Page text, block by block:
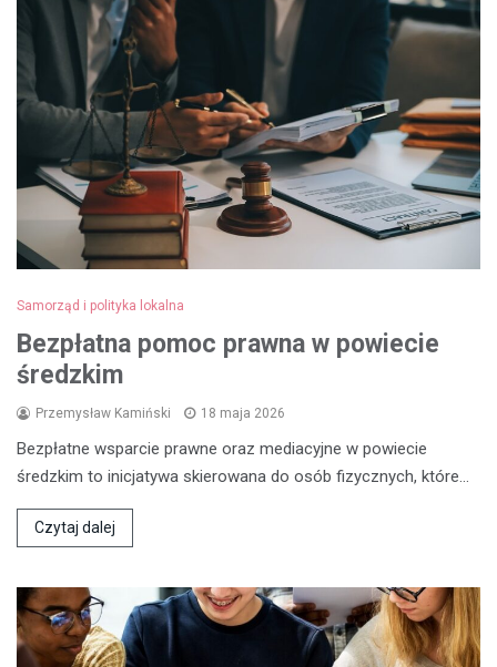
Samorząd i polityka lokalna
Bezpłatna pomoc prawna w powiecie
średzkim
Przemysław Kamiński 18 maja 2026
Bezpłatne wsparcie prawne oraz mediacyjne w powiecie
średzkim to inicjatywa skierowana do osób fizycznych, które…
Czytaj dalej